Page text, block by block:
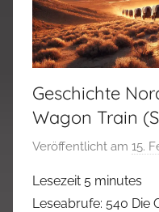
Geschichte
Wagon Train
Veröffentlicht am 15.
Lesezeit 5 minutes
Leseabrufe: 540 Die